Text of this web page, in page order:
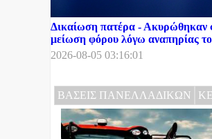
Δικαίωση πατέρα - Ακυρώθηκαν
μείωση φόρου λόγω αναπηρίας
2026-08-05 03:16:01
ΒΑΣΕΙΣ ΠΑΝΕΛΛΑΔΙΚΩΝ